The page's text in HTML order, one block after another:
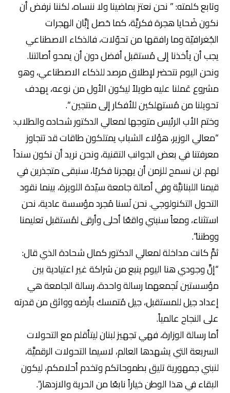
وتابع كلمته: ” نحن نعتز بماضينا ولا ننساه، لكننا نرفض أن
نكون ضَحايا هجرة فكريَّة، كما حَصل إبَّان الهجرات
الجُغرافيّة وما رافقها من تحوّلات، فالذكاء الاصطناعي
يجب أن يأخذنا إلى مُستقبل أفضل دون أن يمحو أصالتنا.
ونحن اليوم نتحضر لإطلاق مرصد للذكاء الاصطناعي، وهو
مشروع عَملنا عليه طويلاً ليكون الأول من نوعه، بِهدف
تحويلنا من مُستهلكين للأفكار إلى منتجين “.
وختم الأب الرئيس متوجها لمعالي الدكتور شحاده والطلاب:
“معالي الوزير، هؤلاء الشباب يمتلكون طاقات قد تتجاوز
معرفتنا في بعض الجوانب التقنية، ونحن نريد أن نكون سنداً
لهم. لن نسمح للزمن أن يهجرنا فكريًا، سنبقى متجذرين في
قيمنا اللبنانيَّة وفي أصالة جامعة سيّدة اللويزة، بينما نقود
التحول التكنولوجي. نحن لَسنا مُجرد مؤسسة عادية، نحن
استثناء، ومعاً سنبني واقعًا أحلى وأرقى لمُستقبل تعليمنا
ووطننا”.
ثمَّ كانت مداخلة لمعالي الدكتور كمال شحادة الذي قال:
“إنَّ وجودي هنا اليوم ينبع من شراكة غير اعتيادية بين
مؤسستين تَجمعهما رسالة واحدة، رسالة الجامعة هي
إعداد جيل للمستقبل، جيل مُتمسك بأرضه وواثق من قدرته
على النجاح عالمياً.
أما رسالة الوزارة، فهي تجهيز لبنان ليتأقلم مع التحولات
السريعة التي يشهدها العالم، لاسيما التحولات الرقميَّة،
لنبني جمهورية تليق بطموحاتكم وتخدم أحلامكم، ليكون
البقاء في هذا الوطن خياراً نابعًا من الحرية والازدهار”.